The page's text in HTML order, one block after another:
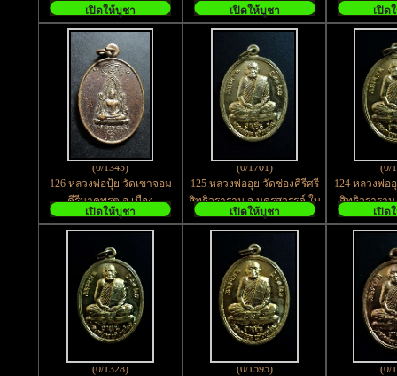
จ.นครสวรรค์ พิมพ์ใหญ่
เปิดให้บูชา
จ.นครสวรรค์
เปิดให้บูชา
จ.นค
เปิด
(0/1345)
126 หลวงพ่อปุ้ย วัดเขาจอม
คีรีนาคพรต อ.เมือง
จ.นครสวรรค์
เปิดให้บูชา
(0/1701)
125 หลวงพ่ออุย วัดช่องคีรีศรี
สิทธิวราราม จ.นครสวรรค์ ใน
ซองมีภาพถ่าย 1 บาน
เปิดให้บูชา
(0/
124 หลวงพ่อ
สิทธิวรารา
เปิด
(0/1328)
(0/1595)
(0/